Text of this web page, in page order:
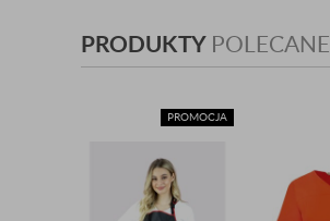
PRODUKTY POLECANE
PROMOCJA